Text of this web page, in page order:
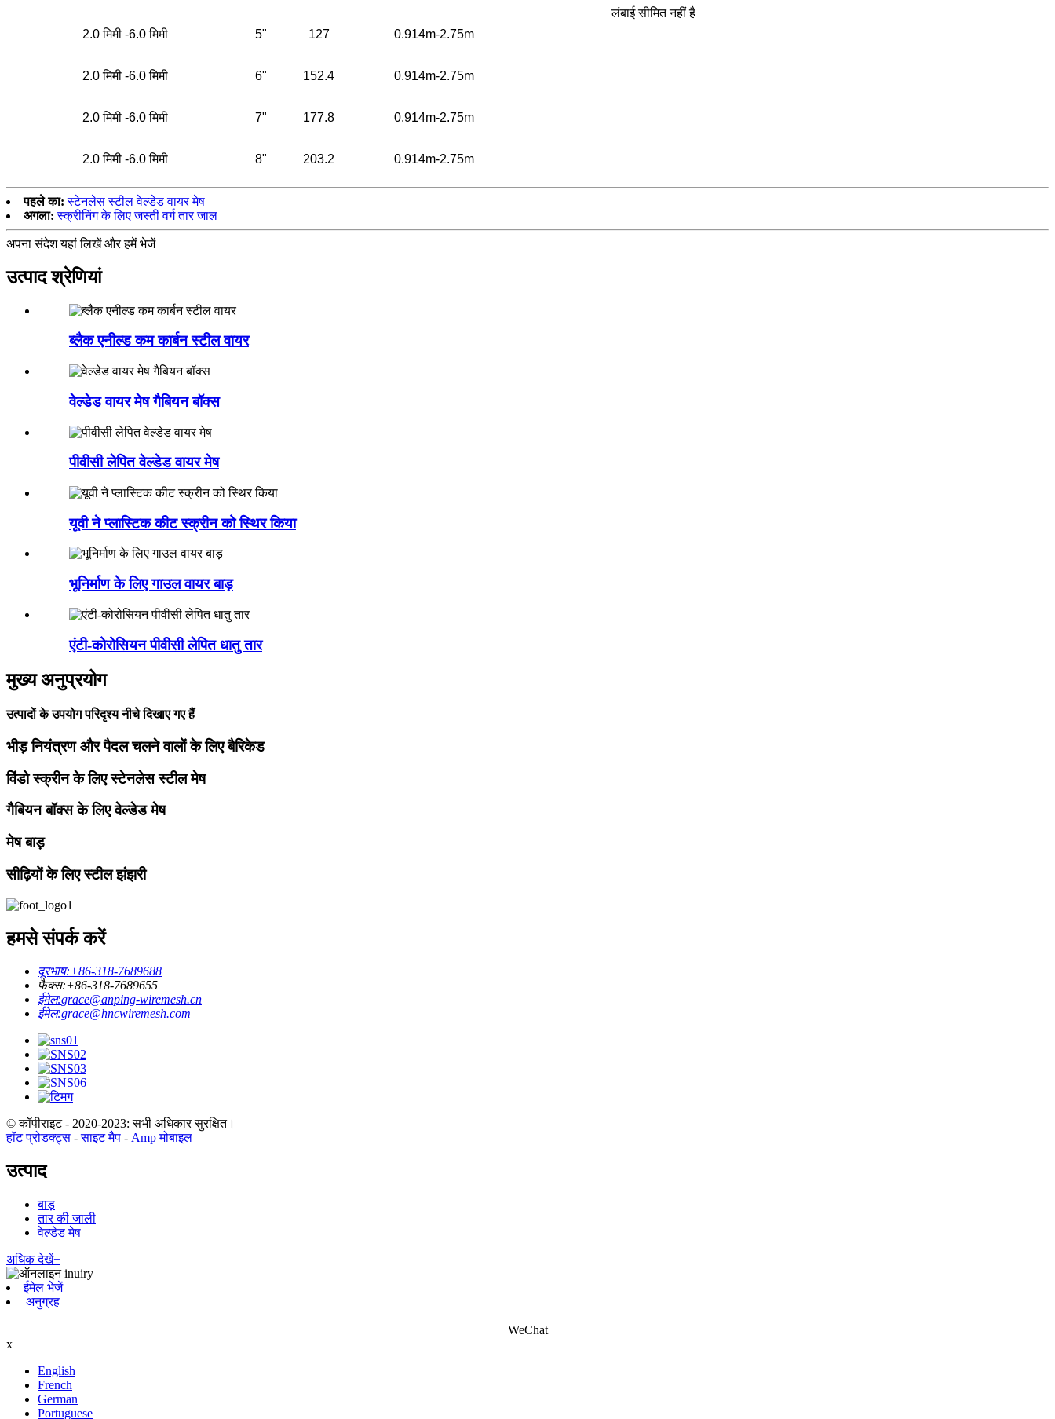
लंबाई सीमित नहीं है
2.0 मिमी -6.0 मिमी 5" 127 0.914m-2.75m
2.0 मिमी -6.0 मिमी 6" 152.4 0.914m-2.75m
2.0 मिमी -6.0 मिमी 7" 177.8 0.914m-2.75m
2.0 मिमी -6.0 मिमी 8" 203.2 0.914m-2.75m
पहले का: स्टेनलेस स्टील वेल्डेड वायर मेष
अगला: स्क्रीनिंग के लिए जस्ती वर्ग तार जाल
अपना संदेश यहां लिखें और हमें भेजें
उत्पाद श्रेणियां
ब्लैक एनील्ड कम कार्बन स्टील वायर
वेल्डेड वायर मेष गैबियन बॉक्स
पीवीसी लेपित वेल्डेड वायर मेष
यूवी ने प्लास्टिक कीट स्क्रीन को स्थिर किया
भूनिर्माण के लिए गाउल वायर बाड़
एंटी-कोरोसियन पीवीसी लेपित धातु तार
मुख्य अनुप्रयोग
उत्पादों के उपयोग परिदृश्य नीचे दिखाए गए हैं
भीड़ नियंत्रण और पैदल चलने वालों के लिए बैरिकेड
विंडो स्क्रीन के लिए स्टेनलेस स्टील मेष
गैबियन बॉक्स के लिए वेल्डेड मेष
मेष बाड़
सीढ़ियों के लिए स्टील झंझरी
हमसे संपर्क करें
दूरभाष:+86-318-7689688
फैक्स:+86-318-7689655
ईमेल:grace@anping-wiremesh.cn
ईमेल:grace@hncwiremesh.com
© कॉपीराइट - 2020-2023: सभी अधिकार सुरक्षित।
हॉट प्रोडक्ट्स -साइट मैप - Amp मोबाइल
उत्पाद
बाड़
तार की जाली
वेल्डेड मेष
अधिक देखें+
ईमेल भेजें
अनुग्रह
WeChat
x
English
French
German
Portuguese